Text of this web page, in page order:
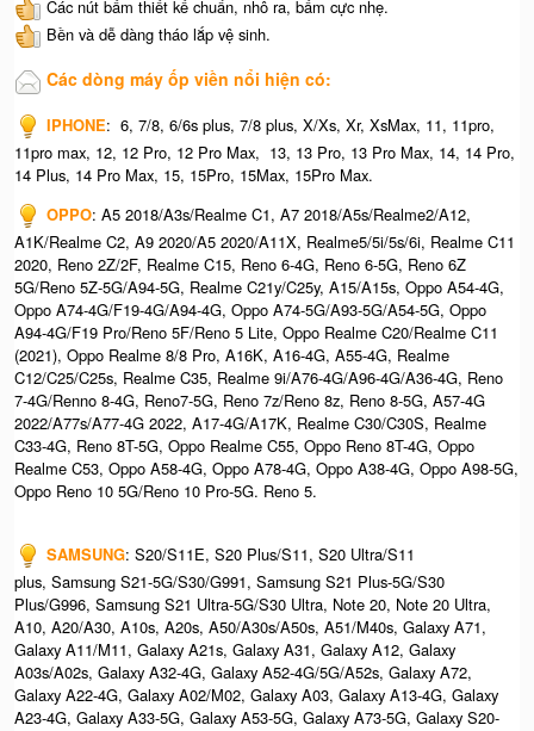
Các nút bấm thiết kế chuẩn, nhô ra, bấm cực nhẹ.
Bền và dễ dàng tháo lắp vệ sinh.
Các dòng máy ốp viền nổi hiện có:
IPHONE: 6, 7/8, 6/6s plus, 7/8 plus, X/Xs, Xr, XsMax, 11, 11pro,
11pro max, 12, 12 Pro, 12 Pro Max, 13, 13 Pro, 13 Pro Max, 14, 14 Pro,
14 Plus, 14 Pro Max, 15, 15Pro, 15Max, 15Pro Max.
OPPO: A5 2018/A3s/Realme C1, A7 2018/A5s/Realme2/A12,
A1K/Realme C2, A9 2020/A5 2020/A11X, Realme5/5i/5s/6i, Realme C11
2020, Reno 2Z/2F, Realme C15, Reno 6-4G, Reno 6-5G, Reno 6Z
5G/Reno 5Z-5G/A94-5G, Realme C21y/C25y, A15/A15s, Oppo A54-4G,
Oppo A74-4G/F19-4G/A94-4G, Oppo A74-5G/A93-5G/A54-5G, Oppo
A94-4G/F19 Pro/Reno 5F/Reno 5 Lite, Oppo Realme C20/Realme C11
(2021), Oppo Realme 8/8 Pro, A16K, A16-4G, A55-4G, Realme
C12/C25/C25s, Realme C35, Realme 9i/A76-4G/A96-4G/A36-4G, Reno
7-4G/Renno 8-4G, Reno7-5G, Reno 7z/Reno 8z, Reno 8-5G, A57-4G
2022/A77s/A77-4G 2022, A17-4G/A17K, Realme C30/C30S, Realme
C33-4G, Reno 8T-5G, Oppo Realme C55, Oppo Reno 8T-4G, Oppo
Realme C53, Oppo A58-4G, Oppo A78-4G, Oppo A38-4G, Oppo A98-5G,
Oppo Reno 10 5G/Reno 10 Pro-5G. Reno 5.
SAMSUNG: S20/S11E, S20 Plus/S11, S20 Ultra/S11
plus, Samsung S21-5G/S30/G991, Samsung S21 Plus-5G/S30
Plus/G996, Samsung S21 Ultra-5G/S30 Ultra, Note 20, Note 20 Ultra,
A10, A20/A30, A10s, A20s, A50/A30s/A50s, A51/M40s, Galaxy A71,
Galaxy A11/M11, Galaxy A21s, Galaxy A31, Galaxy A12, Galaxy
A03s/A02s, Galaxy A32-4G, Galaxy A52-4G/5G/A52s, Galaxy A72,
Galaxy A22-4G, Galaxy A02/M02, Galaxy A03, Galaxy A13-4G, Galaxy
A23-4G, Galaxy A33-5G, Galaxy A53-5G, Galaxy A73-5G, Galaxy S20-